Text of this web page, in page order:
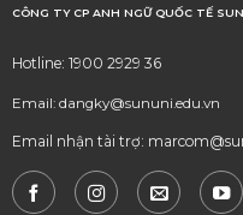
CÔNG TY CP ANH NGỮ QUỐC TẾ
Hotline: 1900 2929 36
Email: dangky@sununi.edu.vn
Email nhận tài trợ: